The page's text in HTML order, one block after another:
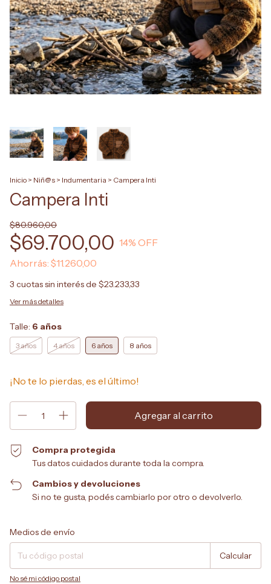
Inicio > Niñ@s > Indumentaria > Campera Inti
Campera Inti
$80.960,00
$69.700,00 14% OFF
Ahorrás: $11.260,00
3 cuotas sin interés de $23.233,33
Ver más detalles
Talle: 6 años
3 años 4 años 6 años 8 años
¡No te lo pierdas, es el último!
Compra protegida
Tus datos cuidados durante toda la compra.
Cambios y devoluciones
Si no te gusta, podés cambiarlo por otro o devolverlo.
Entregas para el CP:
Medios de envío
Calcular
No sé mi código postal